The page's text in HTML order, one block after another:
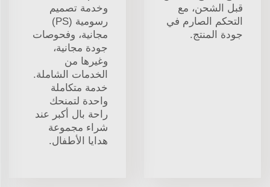
قبل الشحن، مع
التحكم الصارم في
جودة المنتج.
وخدمة تصميم
رسومية (PS)
مجانية، وفحوصات
جودة مجانية،
وغيرها من
الخدمات الشاملة.
خدمة متكاملة
واحدة لتمنحك
راحة بال أكبر عند
شراء مجموعة
هدايا الأطفال.